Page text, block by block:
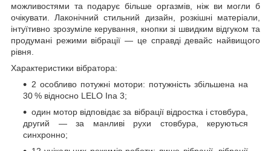
можливостями та подарує більше оргазмів, ніж ви могли б
очікувати. Лаконічний стильний дизайн, розкішні матеріали,
інтуїтивно зрозуміле керування, кнопки зі швидким відгуком та
продумані режими вібрації — це справді девайс найвищого
рівня.
Характеристики вібратора:
2 особливо потужні мотори: потужність збільшена на
30 % відносно LELO Ina 3;
один мотор відповідає за вібрації відростка і стовбура,
другий — за манливі рухи стовбура, керуються
синхронно;